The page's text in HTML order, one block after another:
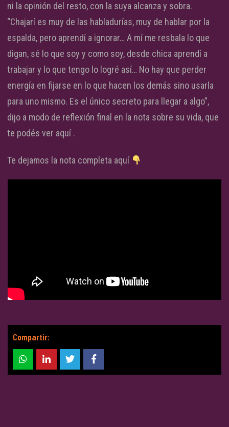
ni la opinión del resto, con la suya alcanza y sobra.
“Chajarí es muy de las habladurías, muy de hablar por la
espalda, pero aprendí a ignorar… A mí me resbala lo que
digan, sé lo que soy y como soy, desde chica aprendí a
trabajar y lo que tengo lo logré así… No hay que perder
energía en fijarse en lo que hacen los demás sino usarla
para uno mismo. Es el único secreto para llegar a algo”,
dijo a modo de reflexión final en la nota sobre su vida, que
te podés ver aquí .
Te dejamos la nota completa aquí
Compartir: